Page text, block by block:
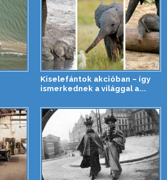
Kiselefántok akcióban – így
ismerkednek a világgal a...